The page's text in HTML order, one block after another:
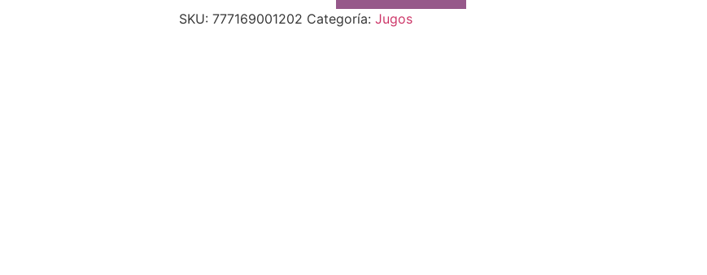
SKU: 777169001202 Categoría: Jugos